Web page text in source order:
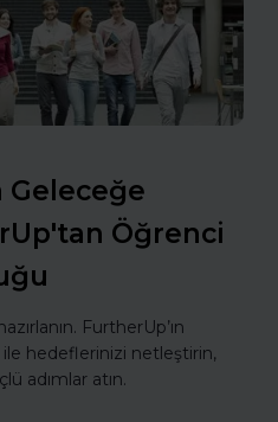
Geleceğe
Öğrenci
FurtherUp’ın
hedeflerinizi netleştirin,
adımlar atın.